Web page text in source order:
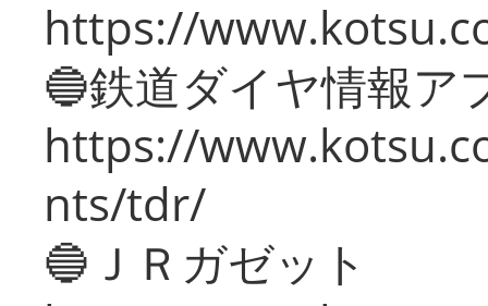
https://
🔵鉄道ダイヤ情報ア
https://
nts/tdr/
🔵ＪＲガゼット